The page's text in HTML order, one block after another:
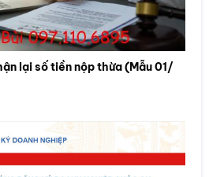
lại số tiền nộp thừa (Mẫu 01/